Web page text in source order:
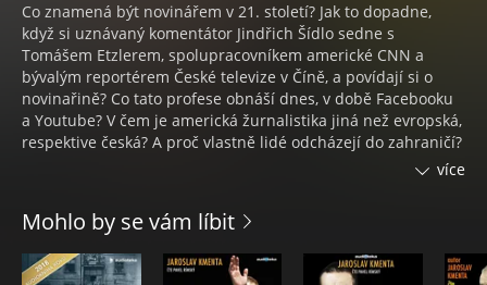
Co znamená být novinářem v 21. století? Jak to dopadne,
když si uznávaný komentátor Jindřich Šídlo sedne s
Tomášem Etzlerem, spolupracovníkem americké CNN a
bývalým reportérem České televize v Číně, a povídají si o
novinařině? Co tato profese obnáší dnes, v době Facebooku
a Youtube? V čem je americká žurnalistika jiná než evropská,
respektive česká? A proč vlastně lidé odcházejí do zahraničí?
vážných i méně vážných témat.
více
Mohlo by se vám líbit